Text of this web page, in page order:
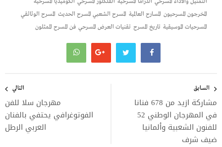
المخرجون المسرحيون المسارح العالمية المسرح الشعبي المسرح الحديث المسرح الوثائقي
المسرحيات الموسيقية تاريخ المسرح تقنيات العرض المسرحي فن المسرح الممثلون
المقالات
السابق
مشاركة ازيد من 678 فنانا
في المهرجان الوطني 52
للفنون الشعبية وألمانيا
ضيف شرف
التالي
مهرجان سلا للفن
الفوتوغرافي يحتفي بالفنان
العربي الرطل